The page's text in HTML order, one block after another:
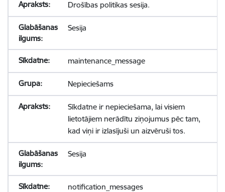
Drošības politikas sesija.
Sesija
maintenance_message
Nepieciešams
Sīkdatne ir nepieciešama, lai visiem
lietotājiem nerādītu ziņojumus pēc tam,
kad viņi ir izlasījuši un aizvēruši tos.
Sesija
notification_messages